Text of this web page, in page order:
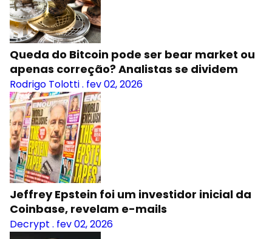
Queda do Bitcoin pode ser bear market ou
apenas correção? Analistas se dividem
Rodrigo Tolotti. fev 02, 2026
Jeffrey Epstein foi um investidor inicial da
Coinbase, revelam e-mails
Decrypt . fev 02, 2026